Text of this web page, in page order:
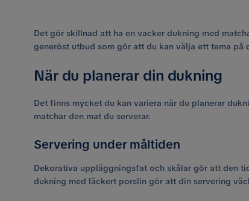
Det gör skillnad att ha en vacker dukning med
generöst utbud som gör att du kan välja ett tema
När du planerar din dukning
Det finns mycket du kan variera när du planerar
matchar den mat du serverar.
Servering under måltiden
Dekorativa uppläggningsfat och skålar gör att den
dukning med läckert porslin gör att din servering